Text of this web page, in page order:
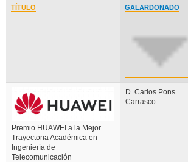
TÍTULO GALARDONADO
Premio HUAWEI a la Mejor
Trayectoria Académica en
Ingeniería de
Telecomunicación
D. Carlos Pons
Carrasco